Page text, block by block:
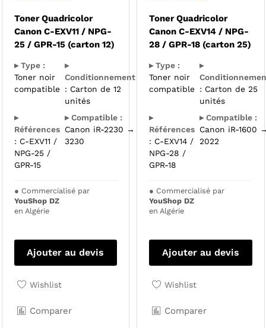
Toner Quadricolor
Canon C-EXV11 / NPG-
25 / GPR-15 (carton 12)
▸ Type :
Toner noir
compatible
▸
Conditionnement
: Carton de 12
unités
▸
Références
: C-EXV11 /
NPG-25 /
GPR-15
▸ Compatible :
Canon iR-2230 →
3230
● Commercialisé par
YouShop DZ
en Algérie
Ajouter au devis
Wishlist
Comparer
Toner Quadricolor
Canon C-EXV14 / NPG-
28 / GPR-18 (carton 25)
▸ Type :
Toner noir
compatible
▸
: Carton de 25
unités
▸
Références
: C-EXV14 /
NPG-28 /
GPR-18
▸ Compatible :
Canon iR-1600
2022
● Commercialisé par
YouShop DZ
en Algérie
Ajouter au devis
Wishlist
Comparer